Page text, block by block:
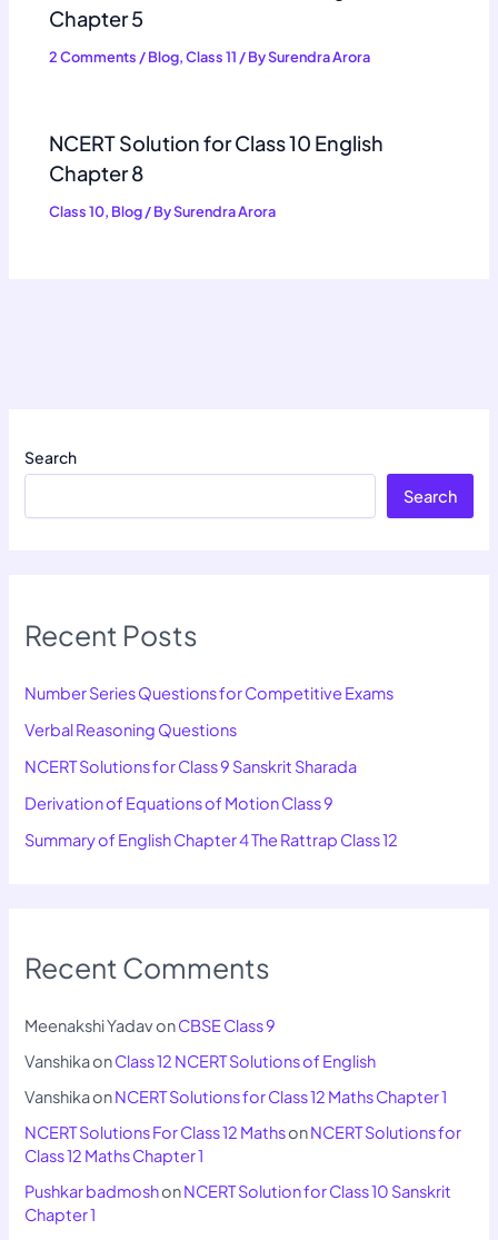
Chapter 5
2 Comments /Blog,Class 11 / BySurendra Arora
NCERT Solution for Class 10 English
Chapter 8
Class 10, Blog/ BySurendra Arora
Search
Search
Recent Posts
Number Series Questions for Competitive Exams
Verbal Reasoning Questions
NCERT Solutions for Class 9 Sanskrit Sharada
Derivation of Equations of Motion Class 9
Summary of English Chapter 4 The Rattrap Class 12
Recent Comments
Meenakshi YadavonCBSE Class 9
VanshikaonClass 12 NCERT Solutions of English
VanshikaonNCERT Solutions for Class 12 Maths Chapter 1
NCERT Solutions For Class 12 MathsonNCERT Solutions for
Class 12 Maths Chapter 1
Pushkar badmoshonNCERT Solution for Class 10 Sanskrit
Chapter 1